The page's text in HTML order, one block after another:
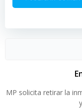
MP solicita retirar la